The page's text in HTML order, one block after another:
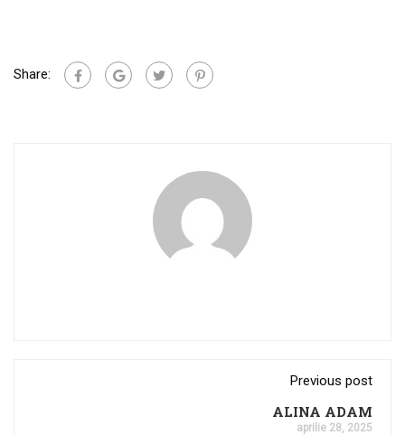
Share:
Previous post
ALINA ADAM
aprilie 28, 2025